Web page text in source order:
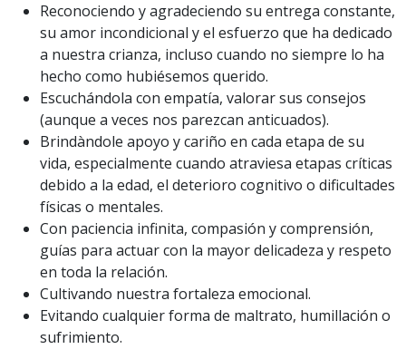
Reconociendo y agradeciendo su entrega constante,
su amor incondicional y el esfuerzo que ha dedicado
a nuestra crianza, incluso cuando no siempre lo ha
hecho como hubiésemos querido.
Escuchándola con empatía, valorar sus consejos
(aunque a veces nos parezcan anticuados).
Brindàndole apoyo y cariño en cada etapa de su
vida, especialmente cuando atraviesa etapas críticas
debido a la edad, el deterioro cognitivo o dificultades
físicas o mentales.
Con paciencia infinita, compasión y comprensión,
guías para actuar con la mayor delicadeza y respeto
en toda la relación.
Cultivando nuestra fortaleza emocional.
Evitando cualquier forma de maltrato, humillación o
sufrimiento.